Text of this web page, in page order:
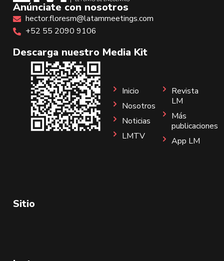
Anúnciate con nosotros
hector.floresm@latammeetings.com
+52 55 2090 9106
Descarga nuestro Media Kit
Sitio
Inicio
Nosotros
Noticias
LMTV
Revista
LM
Más
publicaciones
App LM